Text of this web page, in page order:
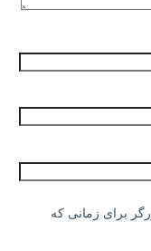
برای زمانی که